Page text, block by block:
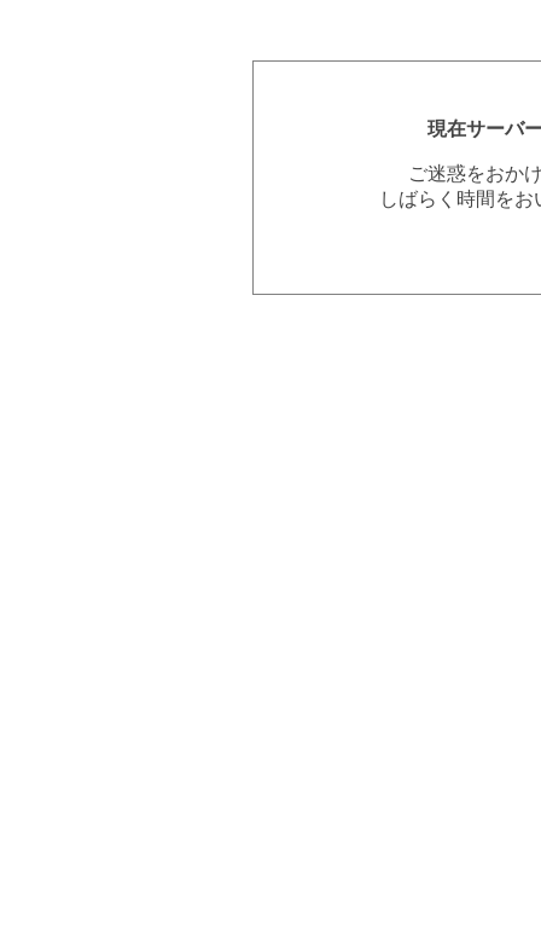
現在サーバ
ご迷惑をおか
しばらく時間を